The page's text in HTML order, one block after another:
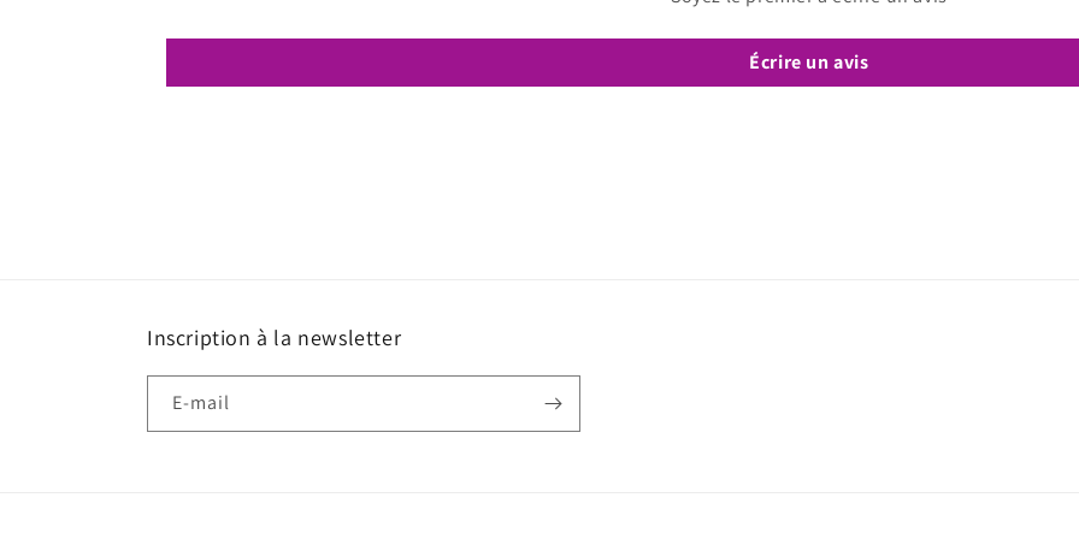
Écrire un avis
Inscription à la newsletter
E-mail